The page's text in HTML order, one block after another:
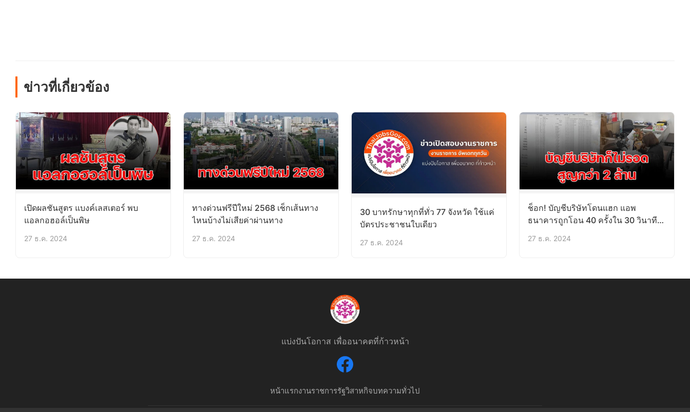
ข่าวที่เกี่ยวข้อง
เปิดผลชันสูตร แบงค์เลสเตอร์ พบ
แอลกอฮอล์เป็นพิษ
27 ธ.ค. 2024
ทางด่วนฟรีปีใหม่ 2568 เช็กเส้นทาง
ไหนบ้างไม่เสียค่าผ่านทาง
27 ธ.ค. 2024
30 บาทรักษาทุกที่ทั่ว 77 จังหวัด ใช้แค่
บัตรประชาชนใบเดียว
27 ธ.ค. 2024
ช็อก! บัญชีบริษัทโดนแฮก แอพ
ธนาคารถูกโอน 40 ครั้งใน 30 วินาที
27 ธ.ค. 2024
แบ่งปันโอกาส เพื่ออนาคตที่ก้าวหน้า
หน้าแรกงานราชการรัฐวิสาหกิจบทความทั่วไป